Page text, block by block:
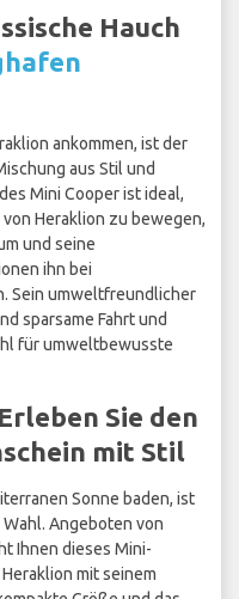
Hauch
ankommen, ist der
aus Stil und
Mini Cooper ist ideal,
Heraklion zu bewegen,
und seine
ihn bei
Sein umweltfreundlicher
sparsame Fahrt und
für umweltbewusste
Sie den
mit Stil
Sonne baden, ist
Angeboten von
Ihnen dieses Mini-
mit seinem